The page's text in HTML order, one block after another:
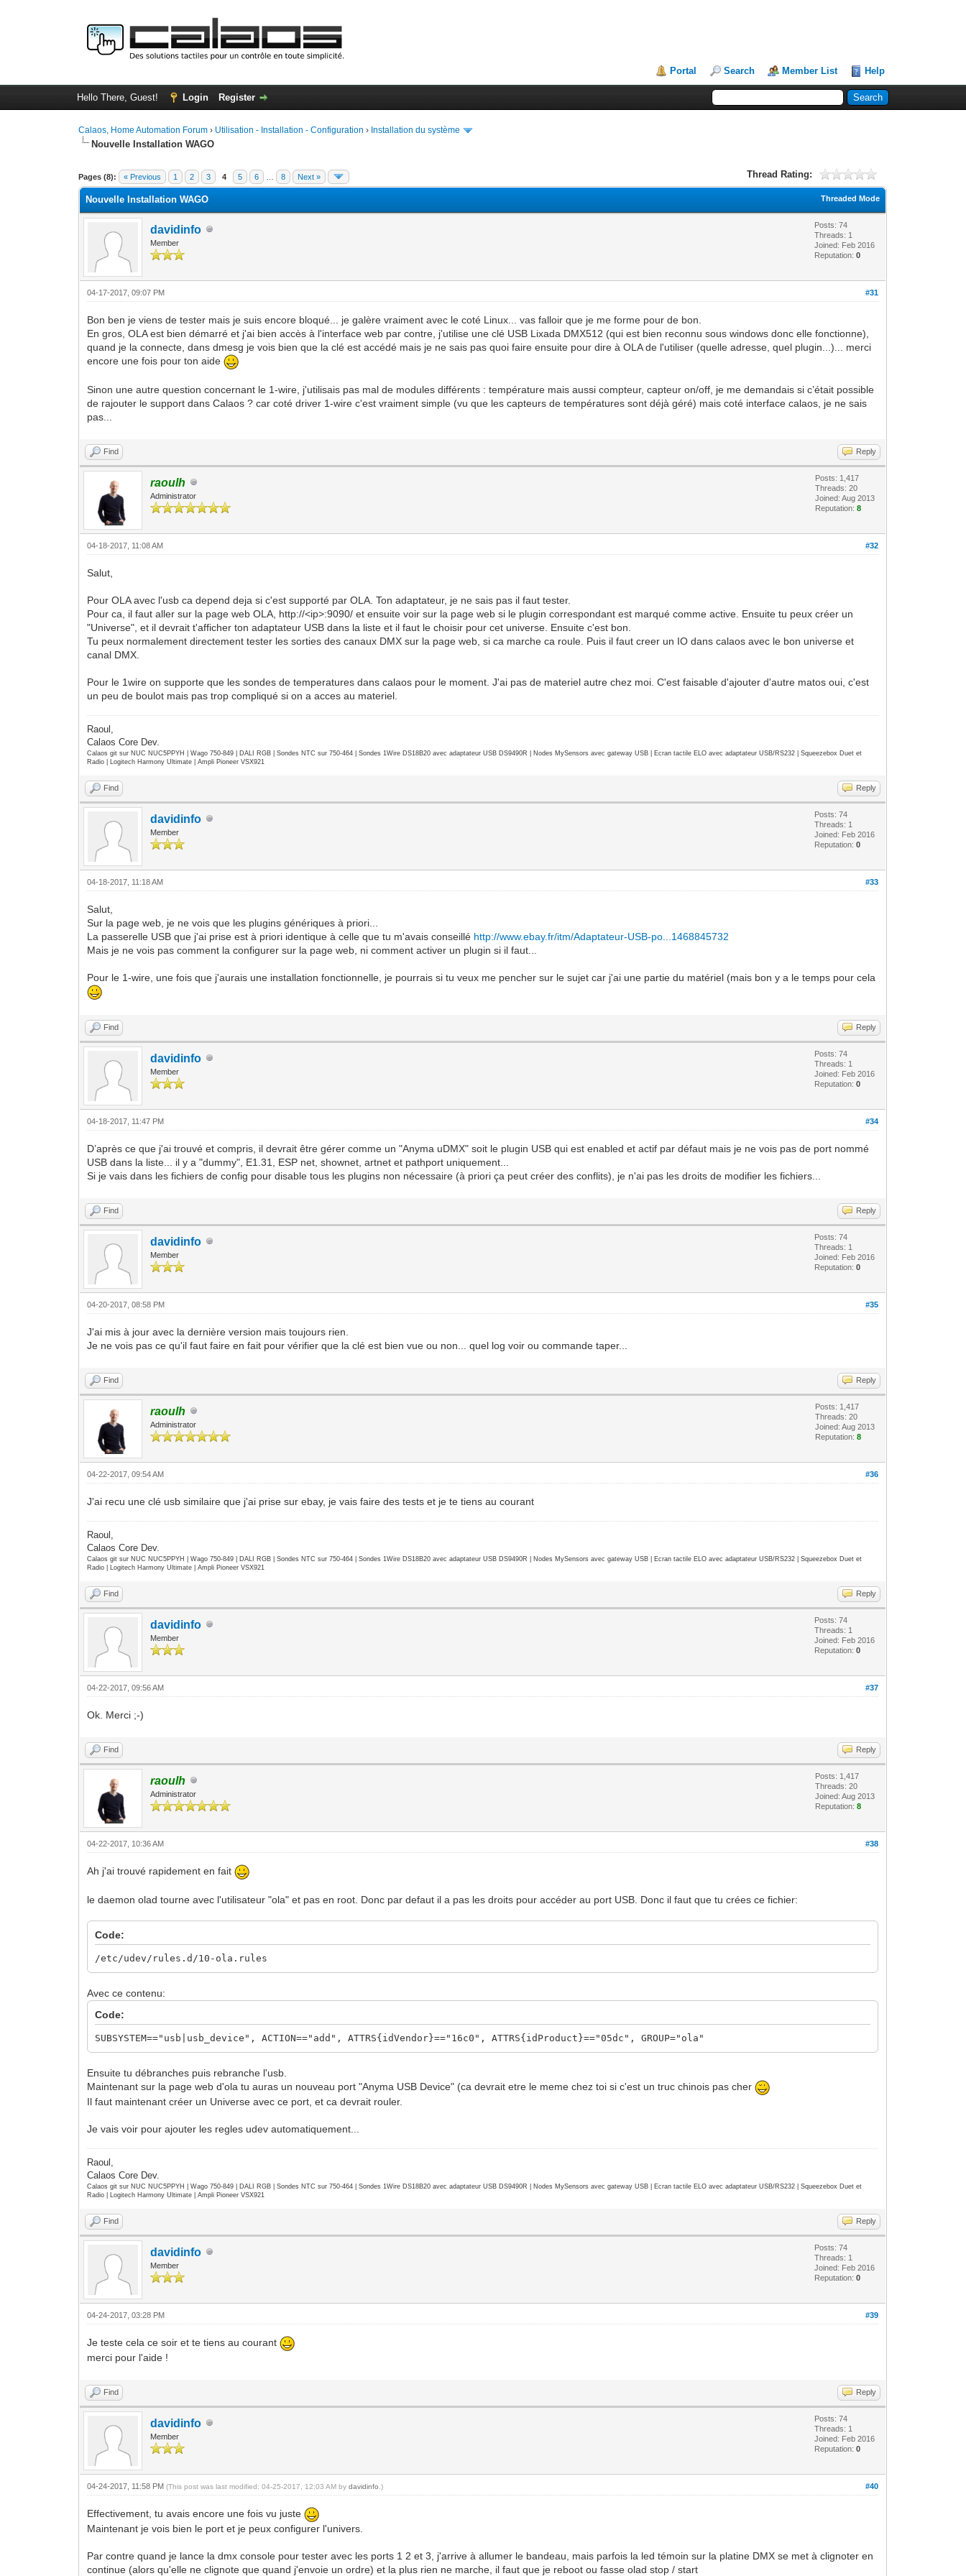
Portal Search Member List Help
Hello There, Guest! Login Register
Calaos, Home Automation Forum › Utilisation - Installation - Configuration › Installation du système
Nouvelle Installation WAGO
Pages (8): « Previous 1 2 3 4 5 6 8 Next » Thread Rating:
0 Vote(s) - 0 Average
1
2
3
4
5
Threaded Mode
Nouvelle Installation WAGO
davidinfo
Member
Posts: 74
Threads: 1
Joined: Feb 2016
Reputation:0
#31
04-17-2017, 09:07 PM
Bon ben je viens de tester mais je suis encore bloqué... je galère vraiment avec le coté Linux... vas falloir que je me forme pour de bon.
En gros, OLA est bien démarré et j'ai bien accès à l'interface web par contre, j'utilise une clé USB Lixada DMX512 (qui est bien reconnu sous windows donc elle fonctionne),
quand je la connecte, dans dmesg je vois bien que la clé est accédé mais je ne sais pas quoi faire ensuite pour dire à OLA de l'utiliser (quelle adresse, quel plugin...)... merci
encore une fois pour ton aide
Sinon une autre question concernant le 1-wire, j'utilisais pas mal de modules différents : température mais aussi compteur, capteur on/off, je me demandais si c’était possible
de rajouter le support dans Calaos ? car coté driver 1-wire c'est vraiment simple (vu que les capteurs de températures sont déjà géré) mais coté interface calaos, je ne sais
pas...
Find Reply
raoulh
Administrator
Posts: 1,417
Threads: 20
Joined: Aug 2013
Reputation:8
#32
04-18-2017, 11:08 AM
Salut,
Pour OLA avec l'usb ca depend deja si c'est supporté par OLA. Ton adaptateur, je ne sais pas il faut tester.
Pour ca, il faut aller sur la page web OLA, http://<ip>:9090/ et ensuite voir sur la page web si le plugin correspondant est marqué comme active. Ensuite tu peux créer un
"Universe", et il devrait t'afficher ton adaptateur USB dans la liste et il faut le choisir pour cet universe. Ensuite c'est bon.
Tu peux normalement directement tester les sorties des canaux DMX sur la page web, si ca marche ca roule. Puis il faut creer un IO dans calaos avec le bon universe et
canal DMX.
Pour le 1wire on supporte que les sondes de temperatures dans calaos pour le moment. J'ai pas de materiel autre chez moi. C'est faisable d'ajouter d'autre matos oui, c'est
un peu de boulot mais pas trop compliqué si on a acces au materiel.
Raoul,
Calaos Core Dev.
Calaos git sur NUC NUC5PPYH | Wago 750-849 | DALI RGB | Sondes NTC sur 750-464 | Sondes 1Wire DS18B20 avec adaptateur USB DS9490R | Nodes MySensors avec gateway USB | Ecran tactile ELO avec adaptateur USB/RS232 | Squeezebox Duet et
Radio | Logitech Harmony Ultimate | Ampli Pioneer VSX921
Find Reply
davidinfo
Member
Posts: 74
Threads: 1
Joined: Feb 2016
Reputation:0
#33
04-18-2017, 11:18 AM
Salut,
Sur la page web, je ne vois que les plugins génériques à priori...
La passerelle USB que j'ai prise est à priori identique à celle que tu m'avais conseillé http://www.ebay.fr/itm/Adaptateur-USB-po...1468845732
Mais je ne vois pas comment la configurer sur la page web, ni comment activer un plugin si il faut...
Pour le 1-wire, une fois que j'aurais une installation fonctionnelle, je pourrais si tu veux me pencher sur le sujet car j'ai une partie du matériel (mais bon y a le temps pour cela
Find Reply
davidinfo
Member
Posts: 74
Threads: 1
Joined: Feb 2016
Reputation:0
#34
04-18-2017, 11:47 PM
D’après ce que j'ai trouvé et compris, il devrait être gérer comme un "Anyma uDMX" soit le plugin USB qui est enabled et actif par défaut mais je ne vois pas de port nommé
USB dans la liste... il y a "dummy", E1.31, ESP net, shownet, artnet et pathport uniquement...
Si je vais dans les fichiers de config pour disable tous les plugins non nécessaire (à priori ça peut créer des conflits), je n'ai pas les droits de modifier les fichiers...
Find Reply
davidinfo
Member
Posts: 74
Threads: 1
Joined: Feb 2016
Reputation:0
#35
04-20-2017, 08:58 PM
J'ai mis à jour avec la dernière version mais toujours rien.
Je ne vois pas ce qu'il faut faire en fait pour vérifier que la clé est bien vue ou non... quel log voir ou commande taper...
Find Reply
raoulh
Administrator
Posts: 1,417
Threads: 20
Joined: Aug 2013
Reputation:8
#36
04-22-2017, 09:54 AM
J'ai recu une clé usb similaire que j'ai prise sur ebay, je vais faire des tests et je te tiens au courant
Raoul,
Calaos Core Dev.
Calaos git sur NUC NUC5PPYH | Wago 750-849 | DALI RGB | Sondes NTC sur 750-464 | Sondes 1Wire DS18B20 avec adaptateur USB DS9490R | Nodes MySensors avec gateway USB | Ecran tactile ELO avec adaptateur USB/RS232 | Squeezebox Duet et
Radio | Logitech Harmony Ultimate | Ampli Pioneer VSX921
Find Reply
davidinfo
Member
Posts: 74
Threads: 1
Joined: Feb 2016
Reputation:0
#37
04-22-2017, 09:56 AM
Ok. Merci ;-)
Find Reply
raoulh
Administrator
Posts: 1,417
Threads: 20
Joined: Aug 2013
Reputation:8
#38
04-22-2017, 10:36 AM
Ah j'ai trouvé rapidement en fait
le daemon olad tourne avec l'utilisateur "ola" et pas en root. Donc par defaut il a pas les droits pour accéder au port USB. Donc il faut que tu crées ce fichier:
Code:
/etc/udev/rules.d/10-ola.rules
Avec ce contenu:
Code:
SUBSYSTEM=="usb|usb_device", ACTION=="add", ATTRS{idVendor}=="16c0", ATTRS{idProduct}=="05dc", GROUP="ola"
Ensuite tu débranches puis rebranche l'usb.
Maintenant sur la page web d'ola tu auras un nouveau port "Anyma USB Device" (ca devrait etre le meme chez toi si c'est un truc chinois pas cher
Il faut maintenant créer un Universe avec ce port, et ca devrait rouler.
Je vais voir pour ajouter les regles udev automatiquement...
Raoul,
Calaos Core Dev.
Calaos git sur NUC NUC5PPYH | Wago 750-849 | DALI RGB | Sondes NTC sur 750-464 | Sondes 1Wire DS18B20 avec adaptateur USB DS9490R | Nodes MySensors avec gateway USB | Ecran tactile ELO avec adaptateur USB/RS232 | Squeezebox Duet et
Radio | Logitech Harmony Ultimate | Ampli Pioneer VSX921
Find Reply
davidinfo
Member
Posts: 74
Threads: 1
Joined: Feb 2016
Reputation:0
#39
04-24-2017, 03:28 PM
Je teste cela ce soir et te tiens au courant
merci pour l'aide !
Find Reply
davidinfo
Member
Posts: 74
Threads: 1
Joined: Feb 2016
Reputation:0
#40
04-24-2017, 11:58 PM(This post was last modified: 04-25-2017, 12:03 AM bydavidinfo .)
Effectivement, tu avais encore une fois vu juste
Maintenant je vois bien le port et je peux configurer l'univers.
Par contre quand je lance la dmx console pour tester avec les ports 1 2 et 3, j'arrive à allumer le bandeau, mais parfois la led témoin sur la platine DMX se met à clignoter en
continue (alors qu'elle ne clignote que quand j'envoie un ordre) et la plus rien ne marche, il faut que je reboot ou fasse olad stop / start